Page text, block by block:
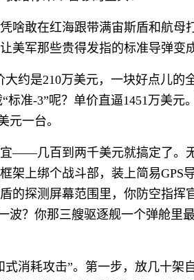
啥敢在红海跟带满宙斯盾和航母
美军那些贵得发指的标准导弹变
约是210万美元，一块好点儿的
准-3”呢？单价直逼1451万美元
元一台。
——几百到两千美元就搞定了。
架上绑个战斗部，装上简易GPS
的探测屏幕范围里，你防空指挥
波？你那三艘驱逐舰一个弹舱里
消耗攻击”。第一步，放几十架